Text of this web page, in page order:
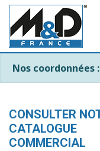
Nos coordonnées :
CONSULTER
CATALOGUE
COMMERCIAL